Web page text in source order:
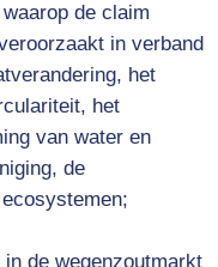
de claim
in verband
het
het
van water en
de
de wegenzoutmarkt